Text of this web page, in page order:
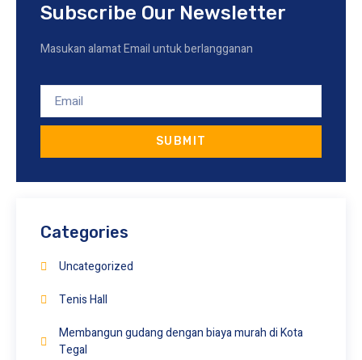
Subscribe Our Newsletter
Masukan alamat Email untuk berlangganan
SUBMIT
Categories
Uncategorized
Tenis Hall
Membangun gudang dengan biaya murah di Kota
Tegal